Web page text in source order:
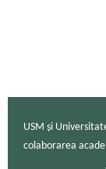
USM și
colaborarea